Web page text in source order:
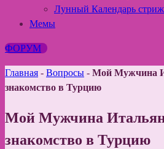
Лунный Календарь
Мемы
ФОРУМ
Главная - Вопросы - Мой Мужчина
знакомство в Турцию
Мой Мужчина
знакомство в Турцию